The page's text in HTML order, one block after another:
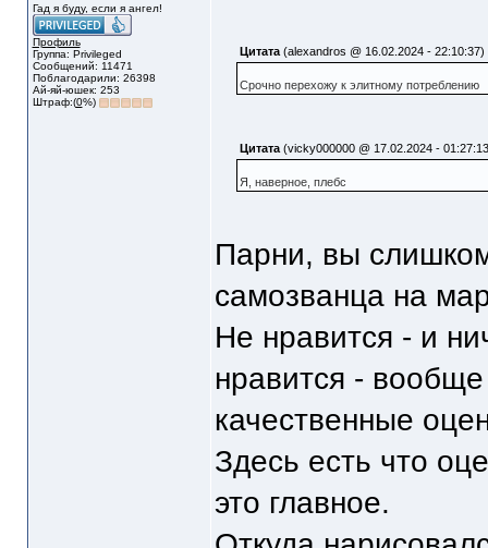
Гад я буду, если я ангел!
Профиль
Группа: Privileged
Сообщений: 11471
Поблагодарили: 26398
Ай-яй-юшек: 253
Штраф:(0%)
Цитата(alexandros @ 16.02.2024 - 22:10:37)
Срочно перехожу к элитному потреблению
Цитата(vicky000000 @ 17.02.2024 -
Я, наверное, плебс
Парни, вы
самозванца на
Не нравится - и
нравится -
качественные
Здесь есть что
это главное.